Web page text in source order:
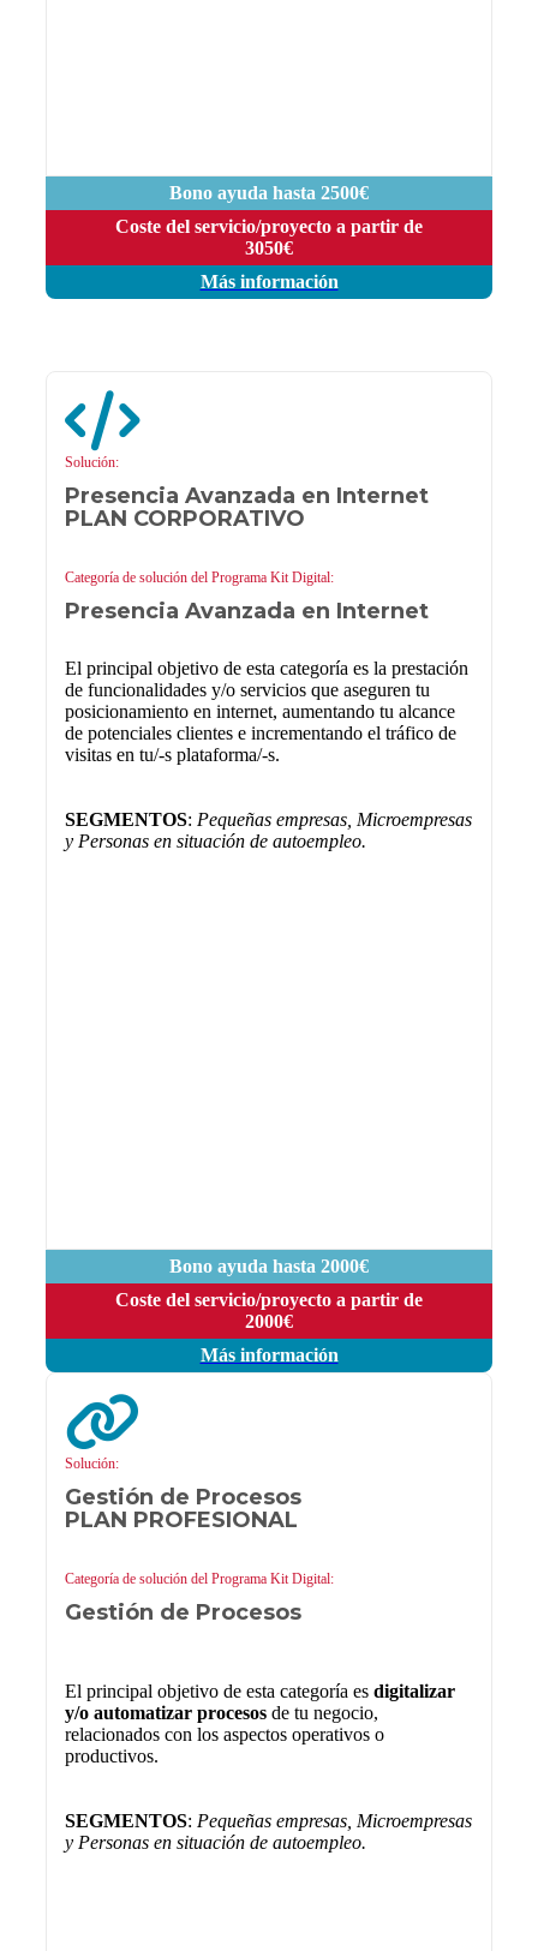
Bono ayuda hasta 2500€
Coste del servicio/proyecto a partir de
3050€
Más información
Solución:
Presencia Avanzada en Internet
PLAN CORPORATIVO
Categoría de solución del Programa Kit Digital:
Presencia Avanzada en Internet
El principal objetivo de esta categoría es la prestación
de funcionalidades y/o servicios que aseguren tu
posicionamiento en internet, aumentando tu alcance
de potenciales clientes e incrementando el tráfico de
visitas en tu/-s plataforma/-s.
SEGMENTOS: Pequeñas empresas, Microempresas
y Personas en situación de autoempleo.
Bono ayuda hasta 2000€
Coste del servicio/proyecto a partir de
2000€
Más información
Solución:
Gestión de Procesos
PLAN PROFESIONAL
Categoría de solución del Programa Kit Digital:
Gestión de Procesos
El principal objetivo de esta categoría es digitalizar
y/o automatizar procesos de tu negocio,
relacionados con los aspectos operativos o
productivos.
SEGMENTOS: Pequeñas empresas, Microempresas
y Personas en situación de autoempleo.